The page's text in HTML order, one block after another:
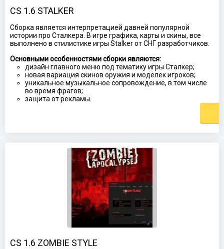
CS 1.6 STALKER
Сборка является интерпретацией давней популярной
истории про Сталкера. В игре графика, карты и скины, все
выполнено в стилистике игры Stalker от СНГ разработчиков.
Основными особенностями сборки являются:
дизайн главного меню под тематику игры Сталкер;
новая вариация скинов оружия и моделек игроков;
уникальное музыкальное сопровождение, в том числе
во время фрагов;
защита от рекламы.
CS 1.6 ZOMBIE STYLE